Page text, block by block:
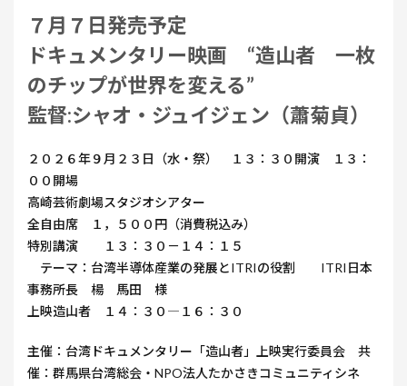
７月７日発売予定
ドキュメンタリー映画 “造山者 一枚
のチップが世界を変える”
監督:シャオ・ジュイジェン（蕭菊貞）
２０２６年９月２３日（水・祭） １３：３０開演 １３：
００開場
高崎芸術劇場スタジオシアター
全自由席 １，５００円（消費税込み）
特別講演 １３：３０－１４：１５
テーマ：台湾半導体産業の発展とITRIの役割 ITRI日本
事務所長 楊 馬田 様
上映造山者 １４：３０―１６：３０
主催：台湾ドキュメンタリー「造山者」上映実行委員会 共
催：群馬県台湾総会・NPO法人たかさきコミュニティシネ